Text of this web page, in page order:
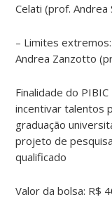
Celati (prof. Andrea
– Limites
Andrea Zanzotto
Finalidade do
incentivar talentos
graduação
projeto de
qualificado
Valor da bolsa: R$